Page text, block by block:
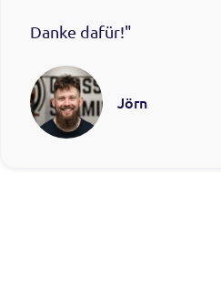
Danke dafür!"
Jörn